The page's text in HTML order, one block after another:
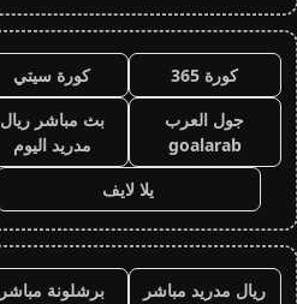
كورة 365
كورة سيتي
جول العرب
goalarab
بث مباشر ريال
مدريد اليوم
يلا لايف
ريال مدريد مباشر برشلونة مباشر